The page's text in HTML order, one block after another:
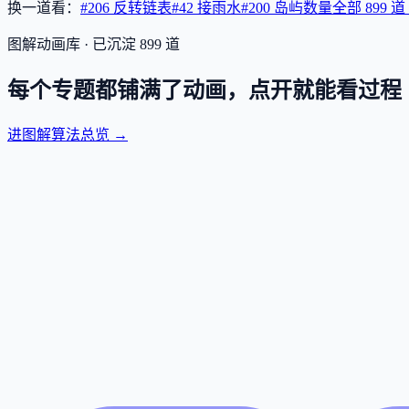
换一道看： #206 反转链表#42 接雨水#200 岛屿数量全部 899
图解动画库 · 已沉淀 899 道
每个专题都铺满了动画，点开就能看过程
进图解算法总览 →